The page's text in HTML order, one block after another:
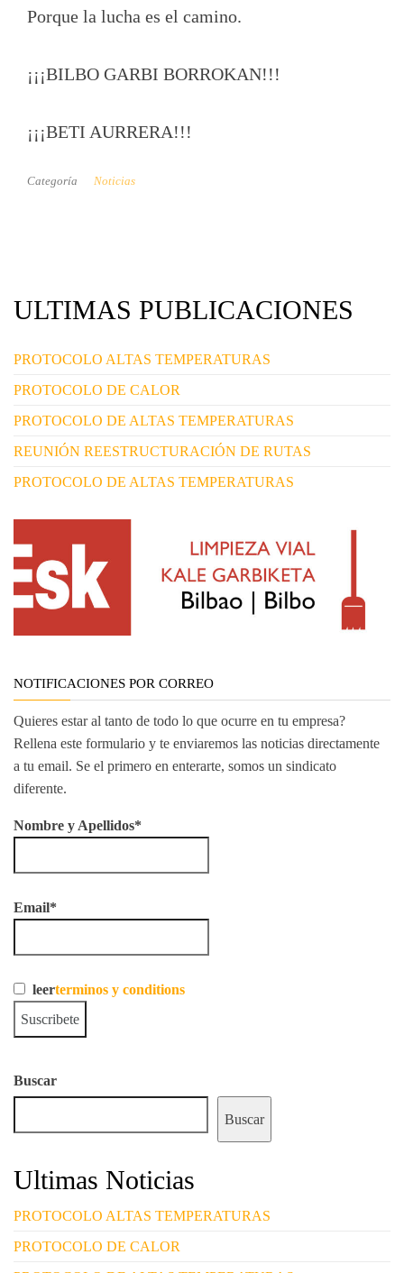
Porque la lucha es el camino.
¡¡¡BILBO GARBI BORROKAN!!!
¡¡¡BETI AURRERA!!!
Categoría Noticias
ULTIMAS PUBLICACIONES
PROTOCOLO ALTAS TEMPERATURAS
PROTOCOLO DE CALOR
PROTOCOLO DE ALTAS TEMPERATURAS
REUNIÓN REESTRUCTURACIÓN DE RUTAS
PROTOCOLO DE ALTAS TEMPERATURAS
NOTIFICACIONES POR CORREO
Quieres estar al tanto de todo lo que ocurre en tu empresa?
Rellena este formulario y te enviaremos las noticias directamente
a tu email. Se el primero en enterarte, somos un sindicato
diferente.
Nombre y Apellidos*
Email*
leerterminos y conditions
Buscar
Buscar
Ultimas Noticias
PROTOCOLO ALTAS TEMPERATURAS
PROTOCOLO DE CALOR